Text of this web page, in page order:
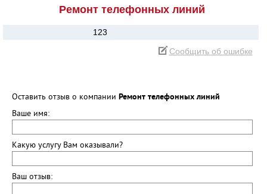
Ремонт телефонных линий
123
Сообщить об ошибке
Оставить отзыв о компании Ремонт телефонных линий
Ваше имя:
Какую услугу Вам оказывали?
Ваш отзыв: